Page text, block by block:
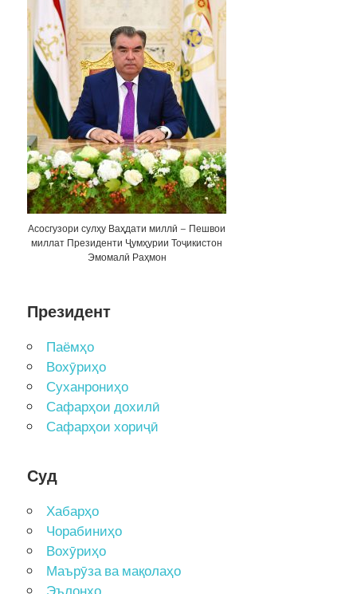
Асосгузори сулҳу Ваҳдати миллӣ – Пешвои
миллат Президенти Ҷумҳурии Тоҷикистон
Эмомалӣ Раҳмон
Президент
Паёмҳо
Вохӯриҳо
Суханрониҳо
Сафарҳои дохилӣ
Сафарҳои хориҷӣ
Суд
Хабарҳо
Чорабиниҳо
Вохӯриҳо
Маърӯза ва мақолаҳо